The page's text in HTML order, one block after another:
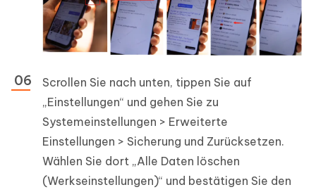
Scrollen Sie nach unten, tippen Sie auf
„Einstellungen“ und gehen Sie zu
Systemeinstellungen > Erweiterte
Einstellungen > Sicherung und Zurücksetzen.
Wählen Sie dort „Alle Daten löschen
(Werkseinstellungen)“ und bestätigen Sie den